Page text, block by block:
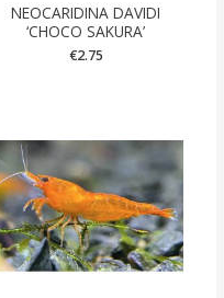
NEOCARIDINA DAVIDI
‘CHOCO SAKURA’
€2.75